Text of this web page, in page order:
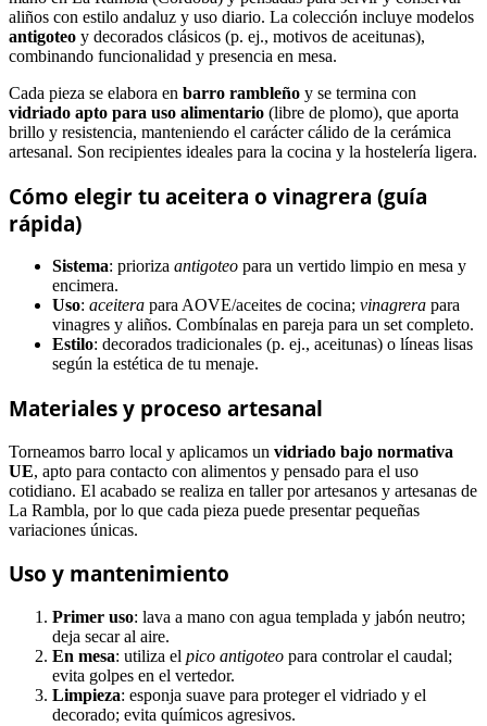
aliños con estilo andaluz y uso diario. La colección incluye modelos
antigoteo y decorados clásicos (p. ej., motivos de aceitunas),
combinando funcionalidad y presencia en mesa.
Cada pieza se elabora en barro rambleño y se termina con
vidriado apto para uso alimentario (libre de plomo), que aporta
brillo y resistencia, manteniendo el carácter cálido de la cerámica
artesanal. Son recipientes ideales para la cocina y la hostelería ligera.
Cómo elegir tu aceitera o vinagrera (guía
rápida)
Sistema: prioriza antigoteo para un vertido limpio en mesa y
encimera.
Uso: aceitera para AOVE/aceites de cocina; vinagrera para
vinagres y aliños. Combínalas en pareja para un set completo.
Estilo: decorados tradicionales (p. ej., aceitunas) o líneas lisas
según la estética de tu menaje.
Materiales y proceso artesanal
Torneamos barro local y aplicamos un vidriado bajo normativa
UE, apto para contacto con alimentos y pensado para el uso
cotidiano. El acabado se realiza en taller por artesanos y artesanas de
La Rambla, por lo que cada pieza puede presentar pequeñas
variaciones únicas.
Uso y mantenimiento
Primer uso: lava a mano con agua templada y jabón neutro;
deja secar al aire.
En mesa: utiliza el pico antigoteo para controlar el caudal;
evita golpes en el vertedor.
Limpieza: esponja suave para proteger el vidriado y el
decorado; evita químicos agresivos.